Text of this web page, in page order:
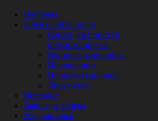
Насловна
Ријеч о Библиотеци
Слободан приступ
информацијама
Водич за кориснике
Правилници
Пројекти сарадње
Документа
Историјат
Завичајна збирка
Зборник Бока